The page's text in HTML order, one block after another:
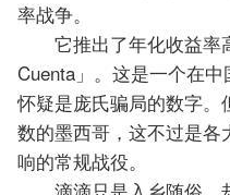
率战争。
它推出了年化收益率
Cuenta」。这是一个在
怀疑是庞氏骗局的数字
数的墨西哥，这不过是
响的常规战役。